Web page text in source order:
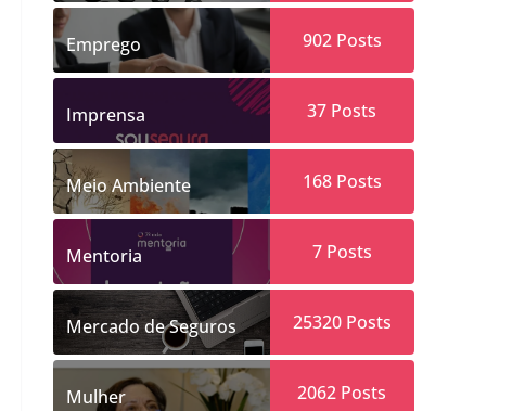
Emprego 902Posts
Imprensa 37 Posts
Meio Ambiente 168Posts
Mentoria 7Posts
Mercado de Seguros 25320Posts
Mulher 2062 Posts